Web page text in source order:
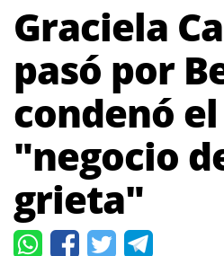
Graciela
pasó por
condenó el
"negocio
grieta"